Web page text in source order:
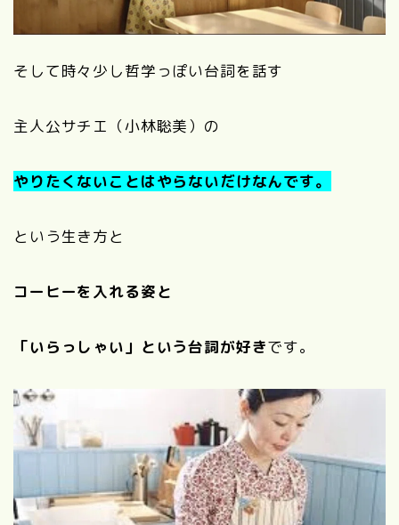
そして時々少し哲学っぽい台詞を話す
主人公サチエ（小林聡美）の
やりたくないことはやらないだけなんです。
という生き方と
コーヒーを入れる姿と
「いらっしゃい」という台詞が好きです。